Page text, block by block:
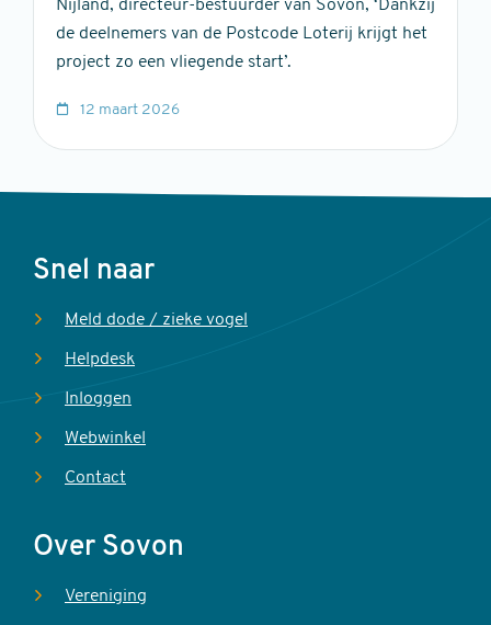
Nijland, directeur-bestuurder van Sovon, ‘Dankzij
de deelnemers van de Postcode Loterij krijgt het
project zo een vliegende start’.
12 maart 2026
Voet
Snel naar
Meld dode / zieke vogel
Helpdesk
Inloggen
Webwinkel
Contact
Over Sovon
Vereniging